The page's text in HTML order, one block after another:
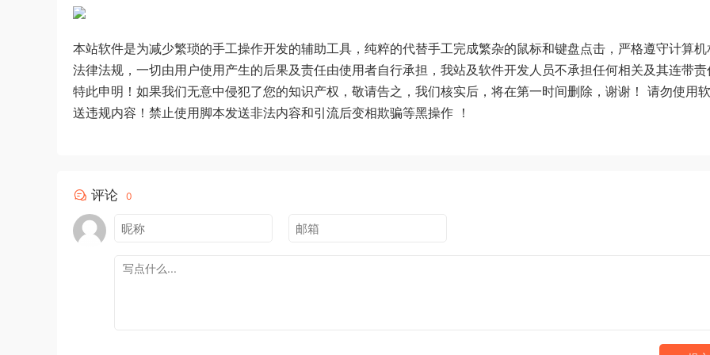
本站软件是为减少繁琐的手工操作开发的辅助工具，纯粹的代替手工完成繁杂的鼠标和键盘点击，严格遵守计算机
法律法规，一切由用户使用产生的后果及责任由使用者自行承担，我站及软件开发人员不承担任何相关及其连带责
特此申明！如果我们无意中侵犯了您的知识产权，敬请告之，我们核实后，将在第一时间删除，谢谢！ 请勿使用
送违规内容！禁止使用脚本发送非法内容和引流后变相欺骗等黑操作 ！
评论 0